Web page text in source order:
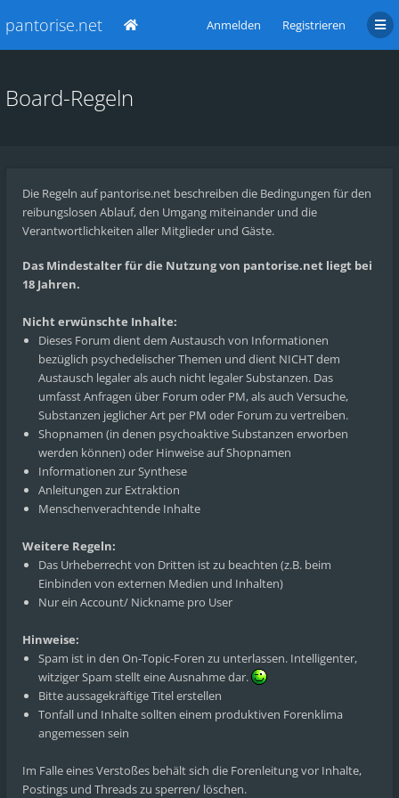
pantorise.net Anmelden Registrieren
Board-Regeln
Die Regeln auf pantorise.net beschreiben die Bedingungen für den
reibungslosen Ablauf, den Umgang miteinander und die
Verantwortlichkeiten aller Mitglieder und Gäste.
Das Mindestalter für die Nutzung von pantorise.net liegt bei
18 Jahren.
Nicht erwünschte Inhalte:
Dieses Forum dient dem Austausch von Informationen
bezüglich psychedelischer Themen und dient NICHT dem
Austausch legaler als auch nicht legaler Substanzen. Das
umfasst Anfragen über Forum oder PM, als auch Versuche,
Substanzen jeglicher Art per PM oder Forum zu vertreiben.
Shopnamen (in denen psychoaktive Substanzen erworben
werden können) oder Hinweise auf Shopnamen
Informationen zur Synthese
Anleitungen zur Extraktion
Menschenverachtende Inhalte
Weitere Regeln:
Das Urheberrecht von Dritten ist zu beachten (z.B. beim
Einbinden von externen Medien und Inhalten)
Nur ein Account/ Nickname pro User
Hinweise:
Spam ist in den On-Topic-Foren zu unterlassen. Intelligenter,
witziger Spam stellt eine Ausnahme dar.
Bitte aussagekräftige Titel erstellen
Tonfall und Inhalte sollten einem produktiven Forenklima
angemessen sein
Im Falle eines Verstoßes behält sich die Forenleitung vor Inhalte,
Postings und Threads zu sperren/ löschen.